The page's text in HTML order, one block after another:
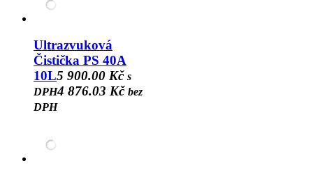
Ultrazvuková
Čistička PS 40A
10L5 900.00 Kč s
DPH4 876.03 Kč bez
DPH